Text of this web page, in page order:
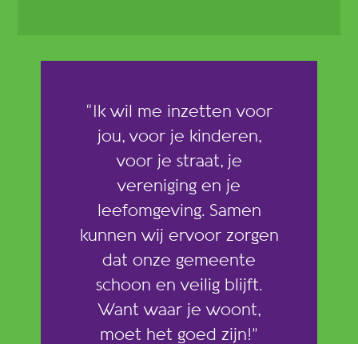
“Ik wil me inzetten voor
jou, voor je kinderen,
voor je straat, je
vereniging en je
leefomgeving. Samen
kunnen wij ervoor zorgen
dat onze gemeente
schoon en veilig blijft.
Want waar je woont,
moet het goed zijn!”